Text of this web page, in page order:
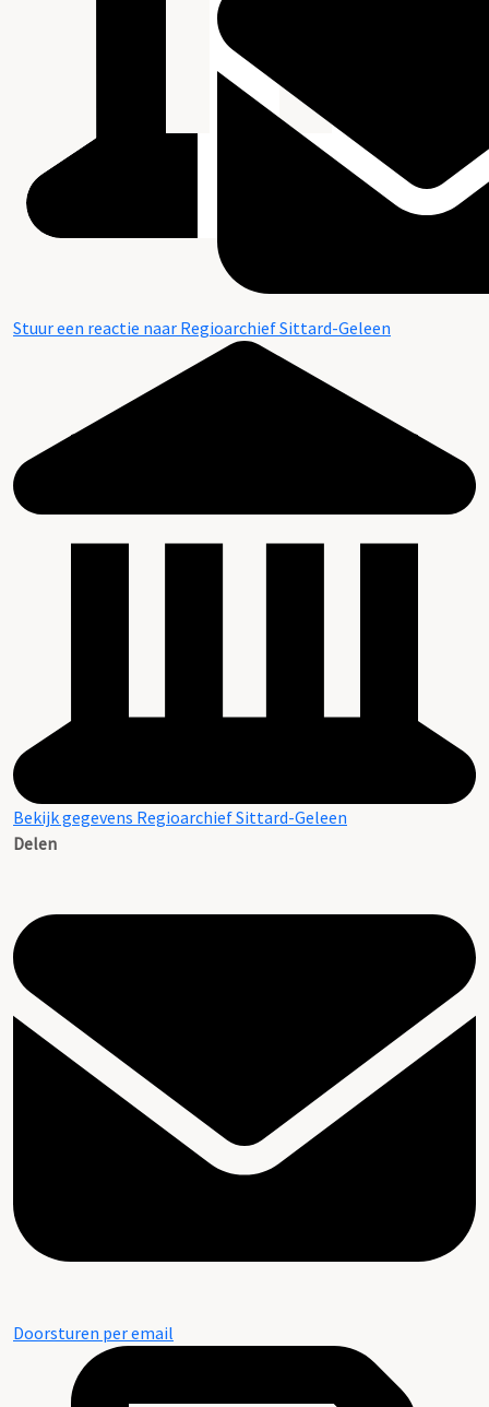
Stuur een reactie naar Regioarchief Sittard-Geleen
Bekijk gegevens Regioarchief Sittard-Geleen
Delen
Doorsturen per email